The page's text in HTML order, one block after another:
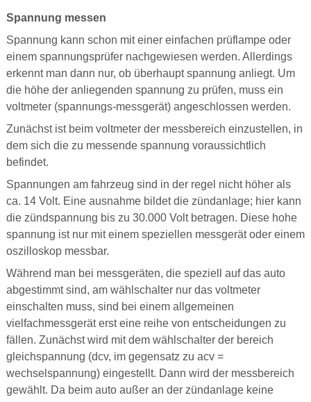
Spannung messen
Spannung kann schon mit einer einfachen prüflampe oder
einem spannungsprüfer nachgewiesen werden. Allerdings
erkennt man dann nur, ob überhaupt spannung anliegt. Um
die höhe der anliegenden spannung zu prüfen, muss ein
voltmeter (spannungs-messgerät) angeschlossen werden.
Zunächst ist beim voltmeter der messbereich einzustellen, in
dem sich die zu messende spannung voraussichtlich
befindet.
Spannungen am fahrzeug sind in der regel nicht höher als
ca. 14 Volt. Eine ausnahme bildet die zündanlage; hier kann
die zündspannung bis zu 30.000 Volt betragen. Diese hohe
spannung ist nur mit einem speziellen messgerät oder einem
oszilloskop messbar.
Während man bei messgeräten, die speziell auf das auto
abgestimmt sind, am wählschalter nur das voltmeter
einschalten muss, sind bei einem allgemeinen
vielfachmessgerät erst eine reihe von entscheidungen zu
fällen. Zunächst wird mit dem wählschalter der bereich
gleichspannung (dcv, im gegensatz zu acv =
wechselspannung) eingestellt. Dann wird der messbereich
gewählt. Da beim auto außer an der zündanlage keine